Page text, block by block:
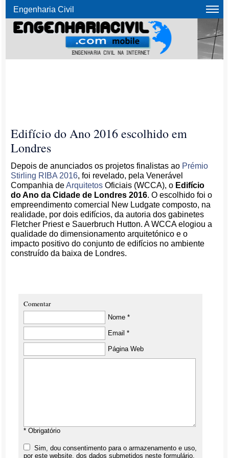
Engenharia Civil
Edifício do Ano 2016 escolhido em
Londres
Depois de anunciados os projetos finalistas ao Prémio
Stirling RIBA 2016, foi revelado, pela Venerável
Companhia deArquitetos Oficiais (WCCA), o Edifício
do Ano da Cidade de Londres 2016. O escolhido foi o
empreendimento comercial New Ludgate composto, na
realidade, por dois edifícios, da autoria dos gabinetes
Fletcher Priest e Sauerbruch Hutton. A WCCA elogiou a
qualidade do dimensionamento arquitetónico e o
impacto positivo do conjunto de edifícios no ambiente
construído da baixa de Londres.
Comentar
Nome *
Email *
Página Web
* Obrigatório
Sim, dou consentimento para o armazenamento e uso,
por este website, dos dados submetidos neste formulário.